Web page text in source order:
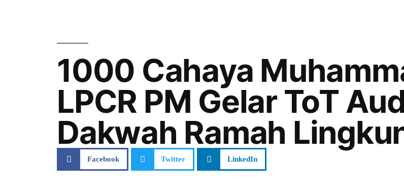
1000 Cahaya
LPCR PM Gelar ToT
Dakwah Ramah
Facebook Twitter LinkedIn